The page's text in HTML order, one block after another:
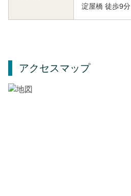
淀屋橋 徒歩9分
アクセスマップ